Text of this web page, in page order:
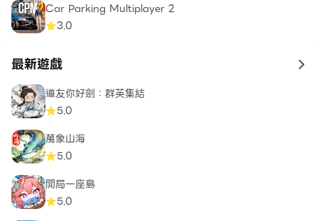
Car Parking Multiplayer 2
3.0
最新遊戲 to
道友你好劍：群英集結
5.0
萬象山海
5.0
開局一座島
5.0